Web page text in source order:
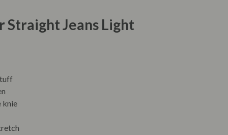
Jeans Light
knie